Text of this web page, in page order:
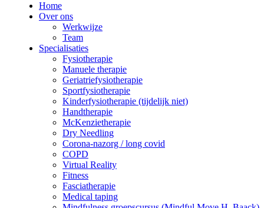
Home
Over ons
Werkwijze
Team
Specialisaties
Fysiotherapie
Manuele therapie
Geriatriefysiotherapie
Sportfysiotherapie
Kinderfysiotherapie (tijdelijk niet)
Handtherapie
McKenzietherapie
Dry Needling
Corona-nazorg / long covid
COPD
Virtual Reality
Fitness
Fasciatherapie
Medical taping